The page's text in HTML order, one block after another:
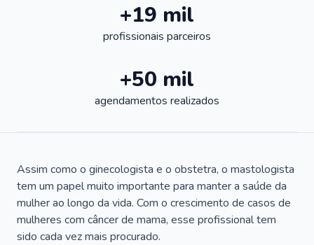
+19 mil
profissionais parceiros
+50 mil
agendamentos realizados
Assim como o ginecologista e o obstetra, o mastologista
tem um papel muito importante para manter a saúde da
mulher ao longo da vida. Com o crescimento de casos de
mulheres com câncer de mama, esse profissional tem
sido cada vez mais procurado.